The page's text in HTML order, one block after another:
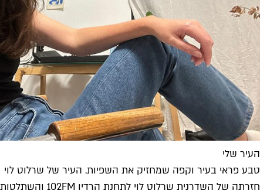
העיר שלי
טבע פראי בעיר וקפה שמחזיק את השפיות. העיר של שרלוט לוי
חזרתה של השדרנית שרלוט לוי לתחנת הרדיו 102FM והשתלטותה על רצועת הבוקר מסמנת את הרצון של התחנה לשים את המוזיקה במרכז,...